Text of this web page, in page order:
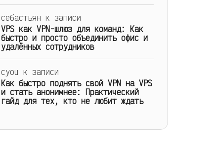
себастьян к записи
VPS как VPN-шлюз для команд: Как
быстро и просто объединить офис и
удалённых сотрудников
cyou к записи
Как быстро поднять свой VPN на VPS
и стать анонимнее: Практический
гайд для тех, кто не любит ждать